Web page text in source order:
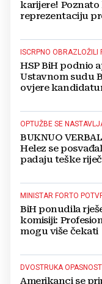
karijere!
reprezentaciju
ISCRPNO OBRAZLOŽILI
HSP BiH podnio
Ustavnom sudu
ovjere
OPTUŽBE SE
BUKNUO
Helez se
padaju teške
MINISTAR FORTO
BiH ponudila
komisiji:
mogu više čekati
DVOSTRUKA OPASNOST
Amerikanci se